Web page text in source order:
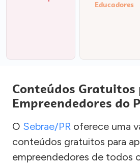
Educadores
Conteúdos Gratuitos
Empreendedores do
O Sebrae/PR oferece uma
conteúdos gratuitos para
empreendedores de todos